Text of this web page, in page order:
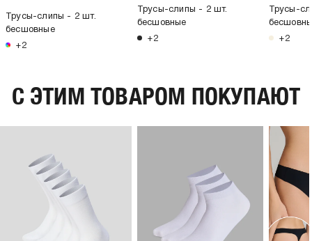
Трусы-слипы - 2 шт.
бесшовные
+2
Трусы-слипы - 2 шт.
бесшовные
+2
Трусы-
+2
C ЭТИМ ТОВАРОМ ПОКУПАЮТ